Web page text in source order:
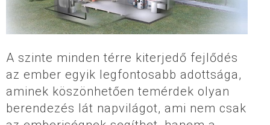
A szinte minden térre kiterjedő fejlődés
az ember egyik legfontosabb adottsága,
aminek köszönhetően temérdek olyan
berendezés lát napvilágot, ami nem csak